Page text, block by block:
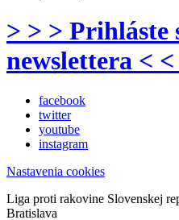
> > > Prihláste
newslettera < <
facebook
twitter
youtube
instagram
Nastavenia cookies
Liga proti rakovine Slovenskej
Bratislava